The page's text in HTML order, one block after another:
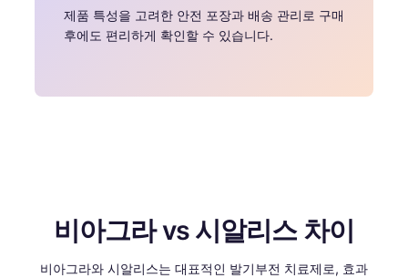
제품 특성을 고려한 안전 포장과 배송 관리로 구매
후에도 편리하게 확인할 수 있습니다.
비아그라 vs 시알리스 차이
비아그라와 시알리스는 대표적인 발기부전 치료제로, 효과